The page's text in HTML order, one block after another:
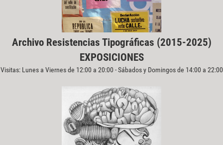
Archivo Resistencias Tipográficas (2015-2025)
EXPOSICIONES
Visitas: Lunes a Viernes de 12:00 a 20:00 - Sábados y Domingos de 14:00 a 22:00